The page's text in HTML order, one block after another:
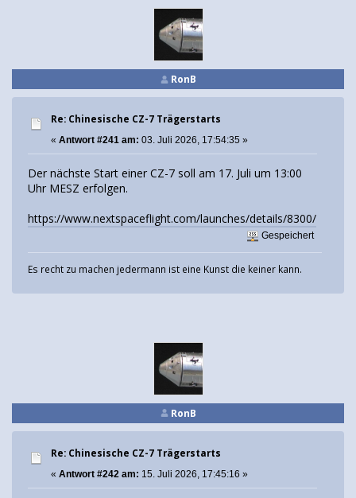
RonB
Re: Chinesische CZ-7 Trägerstarts
« Antwort #241 am: 03. Juli 2026, 17:54:35 »
Der nächste Start einer CZ-7 soll am 17. Juli um 13:00
Uhr MESZ erfolgen.
https://www.nextspaceflight.com/launches/details/8300/
Gespeichert
Es recht zu machen jedermann ist eine Kunst die keiner kann.
RonB
Re: Chinesische CZ-7 Trägerstarts
« Antwort #242 am: 15. Juli 2026, 17:45:16 »